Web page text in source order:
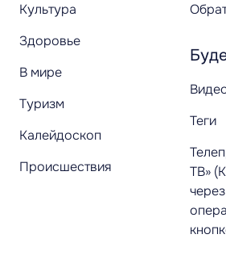
Культура
Здоровье
В мире
Туризм
Калейдоскоп
Происшествия
Теги
ТВ»